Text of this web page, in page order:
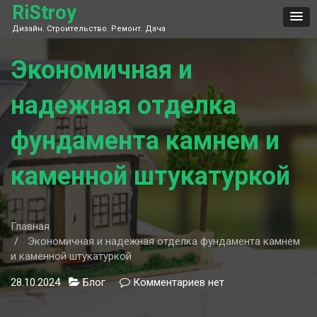
Skip
content
RiStroy
Дизайн. Строительство. Ремонт. Дача
Экономичная и
надежная отделка
фундамента камнем и
каменной штукатуркой
Главная
Экономичная и надежная отделка фундамента камнем
и каменной штукатуркой
28.10.2024 Блог Комментариев кнет